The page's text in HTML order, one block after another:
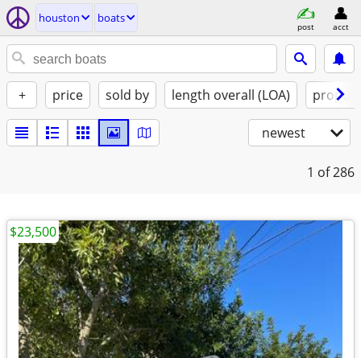
houston boats
post acct
+ price sold by length overall (LOA)
newest
1 of 286
$23,500